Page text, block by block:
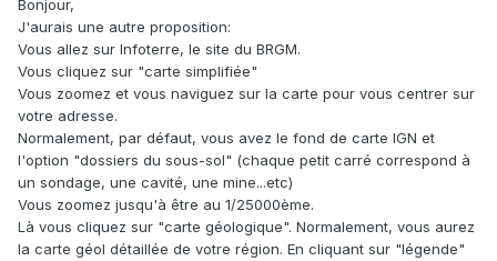
Bonjour,
J'aurais une autre proposition:
Vous allez sur Infoterre, le site du BRGM.
Vous cliquez sur "carte simplifiée"
Vous zoomez et vous naviguez sur la carte pour vous centrer sur
votre adresse.
Normalement, par défaut, vous avez le fond de carte IGN et
l'option "dossiers du sous-sol" (chaque petit carré correspond à
un sondage, une cavité, une mine...etc)
Vous zoomez jusqu'à être au 1/25000ème.
Là vous cliquez sur "carte géologique". Normalement, vous aurez
la carte géol détaillée de votre région. En cliquant sur "légende"